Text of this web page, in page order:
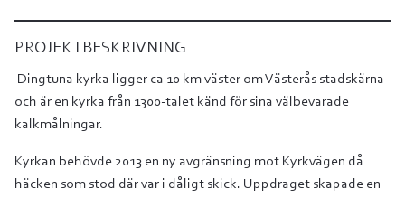
PROJEKTBESKRIVNING
Dingtuna kyrka ligger ca 10 km väster om Västerås stadskärna
och är en kyrka från 1300-talet känd för sina välbevarade
kalkmålningar.
Kyrkan behövde 2013 en ny avgränsning mot Kyrkvägen då
häcken som stod där var i dåligt skick. Uppdraget skapade en